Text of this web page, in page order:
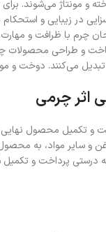
و مونتاژ
در زیبایی و
چرم با ظرافت و
و طراحی
می‌کنند. دوخت و
و تکمیل محصول
و سایر مواد، به
پرداخت و